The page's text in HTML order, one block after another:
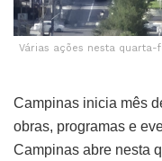
Várias ações nesta
Campinas inicia mês
obras, programas e
Campinas abre nesta